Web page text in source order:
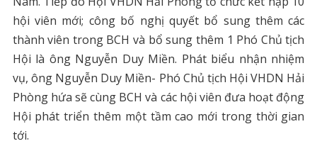
hội viên mới; công bố nghị quyết bổ sung thêm các
thành viên trong BCH và bổ sung thêm 1 Phó Chủ tịch
Hội là ông Nguyễn Duy Miền. Phát biểu nhận nhiệm
vụ, ông Nguyễn Duy Miền- Phó Chủ tịch Hội VHDN Hải
Phòng hứa sẽ cùng BCH và các hội viên đưa hoạt động
Hội phát triển thêm một tầm cao mới trong thời gian
tới.